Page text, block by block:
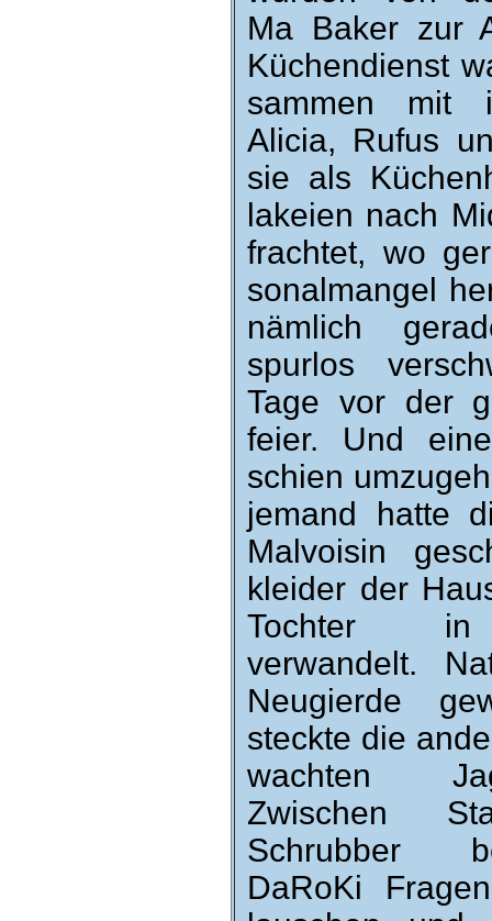
Ma Baker zur
Küchendienst
sammen mit
Alicia, Rufus
sie als
lakeien nach
frachtet, wo
so­nal­mangel
nämlich
spurlos
Tage vor der
feier. Und
schien
jemand hatte
Mal­voisin
kleider der
Tochter in
verwandelt.
Neugierde
steckte die
wachten
Zwischen
Schrub­ber
DaRoKi